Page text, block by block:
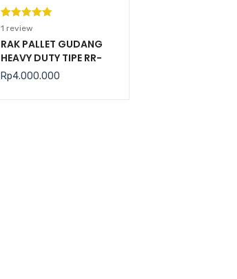
Peringkat
5.00dari 5
berdasarka
n
1
penilaian
1 review
RAK PALLET GUDANG
HEAVY DUTY TIPE RR-
2000 KAPASITAS 2
TON / LEVEL
Rp4.000.000